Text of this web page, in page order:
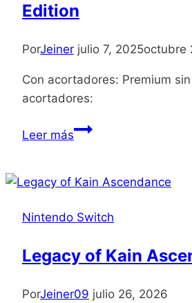
Edition
PorJeiner julio 7, 2025octubre
Con acortadores: Premium sin
acortadores:
Leer másCookie
Edition
Nintendo Switch
Legacy of Kain
PorJeiner09 julio 26, 2026